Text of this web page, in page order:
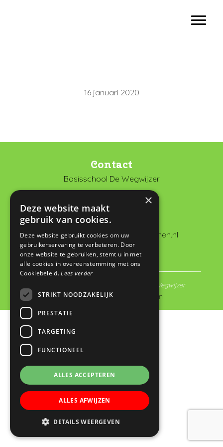
16 januari 2020
Contact
Basisschool De Wegwijzer
De Looch 13
4133 DK Vianen
0347 372673
administratie@dewegwijzervianen.nl
Basisschool De Wegwijzer
Vianen· Alle rechten voorbehouden
×
Deze website maakt
gebruik van cookies.
Deze website gebruikt cookies om uw
gebruikerservaring te verbeteren. Door
onze website te gebruiken, stemt u in met
alle cookies in overeenstemming met ons
Cookiebeleid.Lees verder
STRIKT NOODZAKELIJK
PRESTATIE
TARGETING
FUNCTIONEEL
ALLES ACCEPTEREN
ALLES AFWIJZEN
DETAILS WEERGEVEN